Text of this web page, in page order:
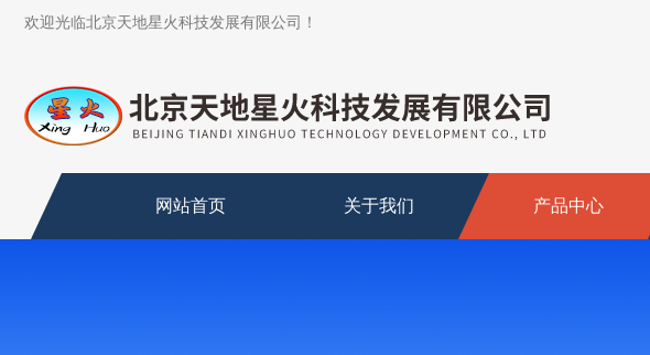
欢迎光临北京天地星火科技发展有限公司！
网站首页 关于我们 产品中心